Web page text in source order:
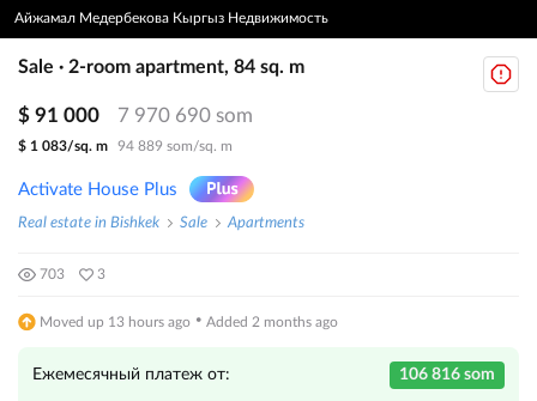
Айжамал Медербекова Кыргыз Недвижимость
Sale · 2-room apartment, 84 sq. m
$ 91 000 7 970 690 som
$ 1 083/sq. m 94 889 som/sq. m
Activate House Plus
Real estate in Bishkek Sale Apartments
703 3
Moved up 13 hours ago · Added 2 months ago
Ежемесячный платеж от: 106 816 som